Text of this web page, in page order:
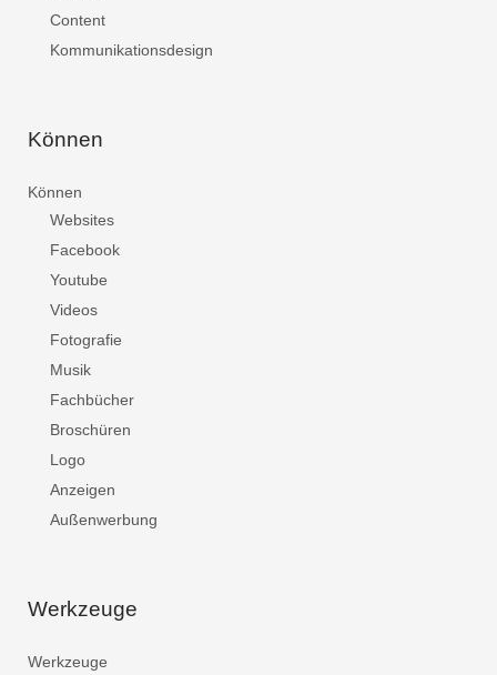
Content
Kommunikationsdesign
Können
Können
Websites
Facebook
Youtube
Videos
Fotografie
Musik
Fachbücher
Broschüren
Logo
Anzeigen
Außenwerbung
Werkzeuge
Werkzeuge